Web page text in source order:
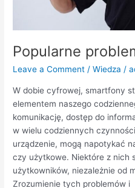
Popularne
Leave a Comment /Wiedza /
W dobie cyfrowej, smartfony
elementem naszego
komunikację, dostęp do
w wielu codziennych
urządzenie, mogą napotykać
czy użytkowe. Niektóre z nich
użytkowników, niezależnie od
Zrozumienie tych problemów i